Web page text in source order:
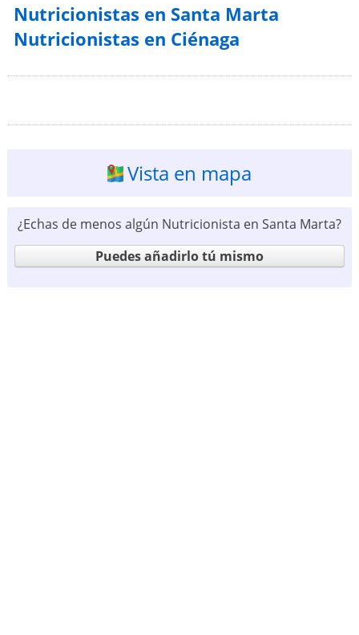
Nutricionistas en Santa Marta
Nutricionistas en Ciénaga
Vista en mapa
¿Echas de menos algún Nutricionista en Santa Marta?
Puedes añadirlo tú mismo